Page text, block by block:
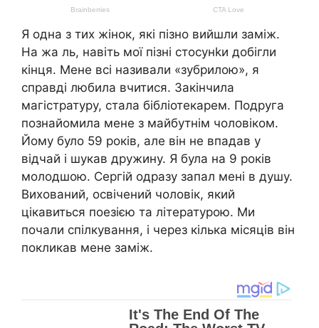
Я одна з тих жінок, які пізно вийшли заміж.
На жа ль, навіть мої пізні стосунkи добігли
кінця. Мене всі називали «зубрилою», я
справді любила вчитися. Закінчила
магістратуру, стала бібліотекарем. Подруга
познайомила мене з майбутнім чоловіком.
Йому було 59 років, але він не впадав у
відчай і шукав дружину. Я була на 9 років
молодшою. Сергій одразу запал мені в душу.
Вихований, освічений чоловік, який
цікавиться поезією та літературою. Ми
почали спілкування, і через кілька місяців він
покликав мене заміж.